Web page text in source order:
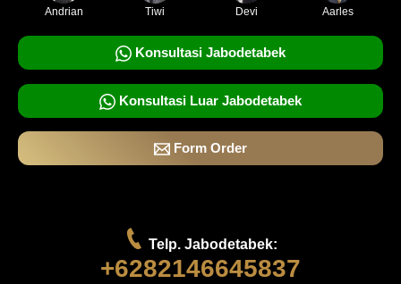
Andrian Tiwi Devi Aarles
Konsultasi Jabodetabek
Konsultasi Luar Jabodetabek
Form Order
Telp. Jabodetabek:
+6282146645837